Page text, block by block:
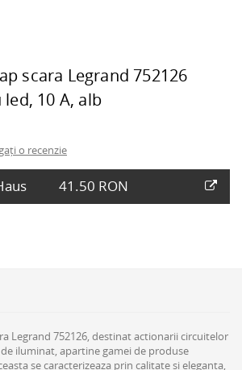
scara Legrand 752126
10 A, alb
o recenzie
41.50 RON
Legrand 752126, destinat actionarii circuitelor
iluminat, apartine gamei de produse
se caracterizeaza prin calitate si eleganta,